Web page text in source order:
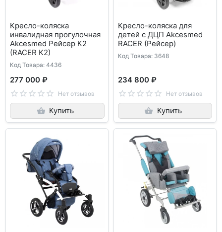
Кресло-коляска
инвалидная прогулочная
Akcesmed Рейсер К2
(RACER K2)
Код Товара: 4436
277 000 ₽
Нет отзывов
Купить
Кресло-коляска для
детей с ДЦП Akcesmed
RACER (Рейсер)
Код Товара: 3648
234 800 ₽
Нет отзывов
Купить